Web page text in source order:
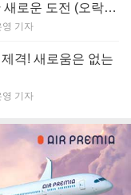
도전 (오락성
영 기자
격! 새로움은 없는
영 기자